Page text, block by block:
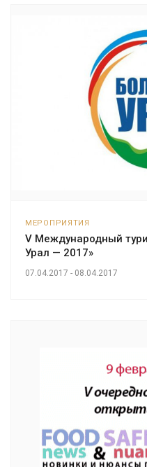
МЕРОПРИЯТИЯ
V Международный
Урал — 2017»
07.04.2017 - 08.04.2017